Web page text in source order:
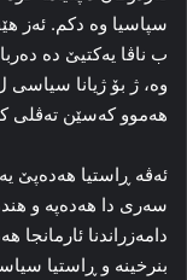
سپاسیا وه‌ دکم. ئه‌ز
ب ناڤا یه‌کتیێ ده‌
وه‌، ژ بۆ ژیانا سیاسی
هه‌موو که‌سێن ته‌ڤلی
ئه‌ڤە ڕاستیا ھەدەپێ
سه‌ری دا‌ ھەدەپە و
دامه‌زراندنا
بنرخینه‌ و ڕاستیا